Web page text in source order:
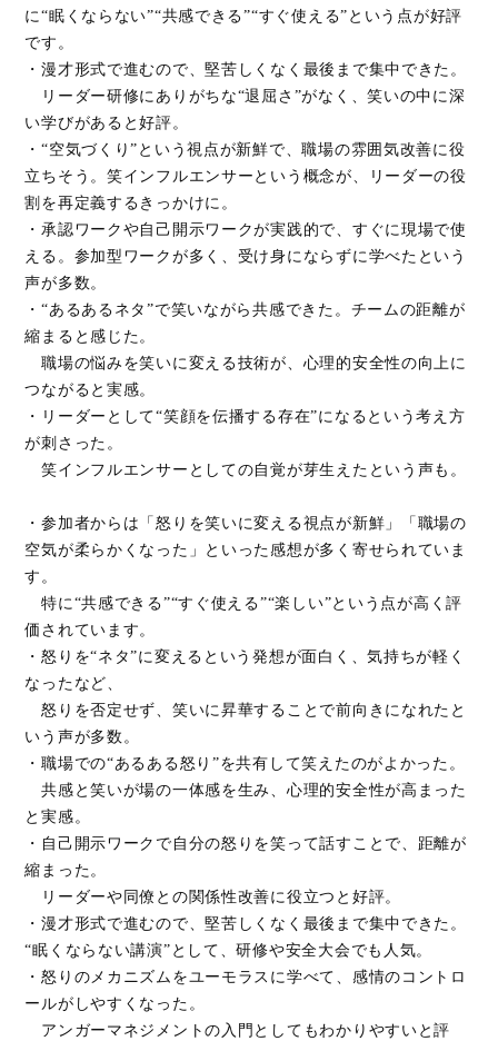
に“眠くならない”“共感できる”“すぐ使える”という点が好評
です。
・漫才形式で進むので、堅苦しくなく最後まで集中できた。
リーダー研修にありがちな“退屈さ”がなく、笑いの中に深
い学びがあると好評。
・“空気づくり”という視点が新鮮で、職場の雰囲気改善に役
立ちそう。笑インフルエンサーという概念が、リーダーの役
割を再定義するきっかけに。
・承認ワークや自己開示ワークが実践的で、すぐに現場で使
える。参加型ワークが多く、受け身にならずに学べたという
声が多数。
・“あるあるネタ”で笑いながら共感できた。チームの距離が
縮まると感じた。
職場の悩みを笑いに変える技術が、心理的安全性の向上に
つながると実感。
・リーダーとして“笑顔を伝播する存在”になるという考え方
が刺さった。
笑インフルエンサーとしての自覚が芽生えたという声も。
・参加者からは「怒りを笑いに変える視点が新鮮」「職場の
空気が柔らかくなった」といった感想が多く寄せられていま
す。
特に“共感できる”“すぐ使える”“楽しい”という点が高く評
価されています。
・怒りを“ネタ”に変えるという発想が面白く、気持ちが軽く
なったなど、
怒りを否定せず、笑いに昇華することで前向きになれたと
いう声が多数。
・職場での“あるある怒り”を共有して笑えたのがよかった。
共感と笑いが場の一体感を生み、心理的安全性が高まった
と実感。
・自己開示ワークで自分の怒りを笑って話すことで、距離が
縮まった。
リーダーや同僚との関係性改善に役立つと好評。
・漫才形式で進むので、堅苦しくなく最後まで集中できた。
“眠くならない講演”として、研修や安全大会でも人気。
・怒りのメカニズムをユーモラスに学べて、感情のコントロ
ールがしやすくなった。
アンガーマネジメントの入門としてもわかりやすいと評